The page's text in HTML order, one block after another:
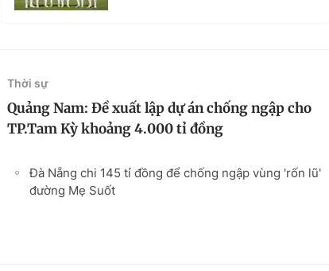
Thời sự
Quảng Nam: Đề xuất lập dự án chống ngập cho
TP.Tam Kỳ khoảng 4.000 tỉ đồng
Đà Nẵng chi 145 tỉ đồng để chống ngập vùng 'rốn lũ'
đường Mẹ Suốt